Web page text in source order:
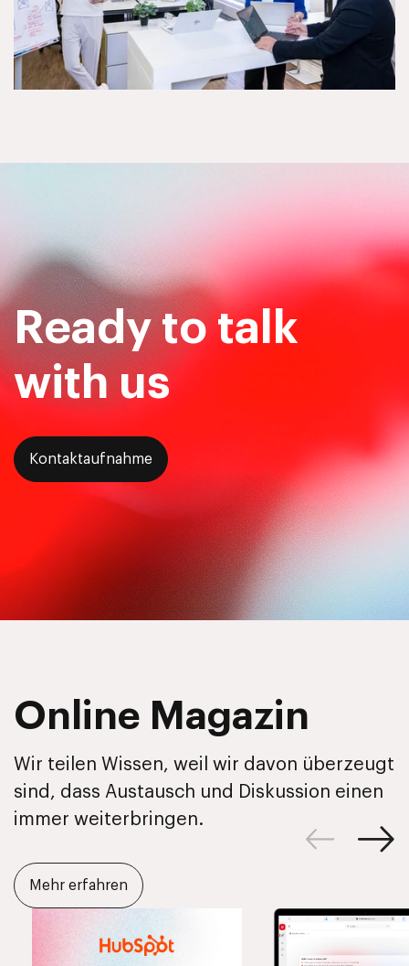
Ready to talk
with us
Kontaktaufnahme
Online Magazin
Wir teilen Wissen, weil wir davon überzeugt
sind, dass Austausch und Diskussion einen
immer weiterbringen.
Mehr erfahren